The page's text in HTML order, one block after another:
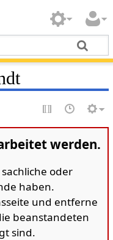
werden.
oder
haben.
und entferne
beanstandeten
sind.